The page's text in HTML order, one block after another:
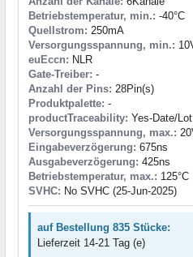
Betriebstemperatur, min.: -40°C
Quellstrom: 250mA
Versorgungsspannung, min.:
euEccn: NLR
Gate-Treiber: -
Anzahl der Pins: 28Pin(s)
Produktpalette: -
productTraceability: Yes-Date/
Versorgungsspannung, max.:
Eingabeverzögerung: 675ns
Ausgabeverzögerung: 425ns
Betriebstemperatur, max.: 125°C
SVHC: No SVHC (25-Jun-2025)
auf Bestellung 835 Stücke:
Lieferzeit 14-21 Tag (e)